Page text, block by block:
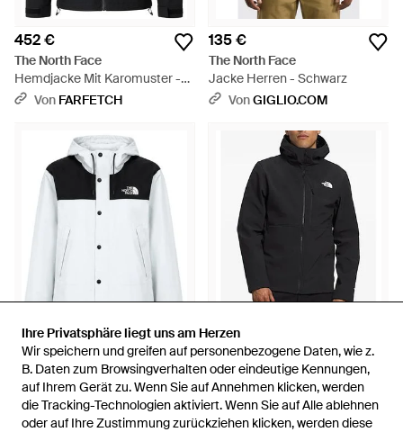
Ihre Privatsphäre liegt uns am Herzen
Wir speichern und greifen auf personenbezogene Daten, wie z.
B. Daten zum Browsingverhalten oder eindeutige Kennungen,
auf Ihrem Gerät zu. Wenn Sie auf Annehmen klicken, werden
die Tracking-Technologien aktiviert. Wenn Sie auf Alle ablehnen
oder auf Ihre Zustimmung zurückziehen klicken, werden diese
Ihre Privatsphäre liegt uns am Herzen
Wir speichern und greifen auf personenbezogene Daten, wie z.
B. Daten zum Browsingverhalten oder eindeutige Kennungen,
auf Ihrem Gerät zu. Wenn Sie auf Annehmen klicken, werden
die Tracking-Technologien aktiviert. Wenn Sie auf Alle ablehnen
oder auf Ihre Zustimmung zurückziehen klicken, werden diese
452 €
The North Face
Hemdjacke Mit Karomuster -
Schwarz
Von FARFETCH
135 €
The North Face
Jacke Herren - Schwarz
VonGIGLIO.COM
217 €182 €
The North Face
Reign On Kapuzenjacke -
Schwarz
VonFARFETCH
347 €
The North Face
Apex Bionic 3 Jacke - Schwarz
Von FARFETCH